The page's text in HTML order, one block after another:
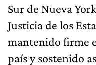
Sur de Nueva
Justicia de los
mantenido firme
país y sostenido